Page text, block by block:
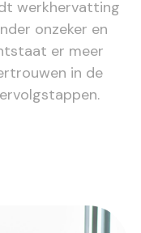
werkhervatting
onzeker en
er meer
in de